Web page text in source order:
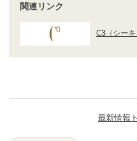
関連リンク
C3（シー
最新情報